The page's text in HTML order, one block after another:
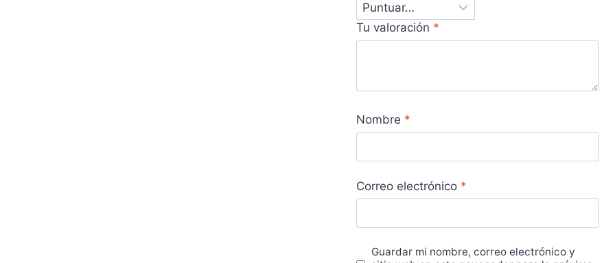
Tu valoración *
Nombre *
Correo electrónico *
Guardar mi nombre, correo electrónico y